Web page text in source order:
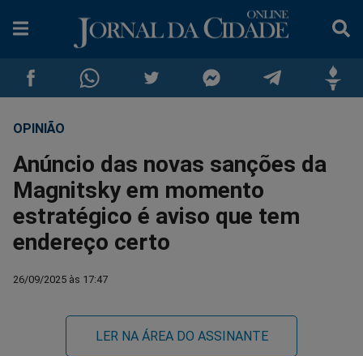
Compartilhar
no
Facebook
Compartilhar
no
Whatsapp
no
Twitter
no
Messenger
no
Telegram
no
OPINIÃO
Anúncio das novas sanções da
Magnitsky em momento
estratégico é aviso que tem
endereço certo
26/09/2025 às 17:47
LER NA ÁREA DO ASSINANTE